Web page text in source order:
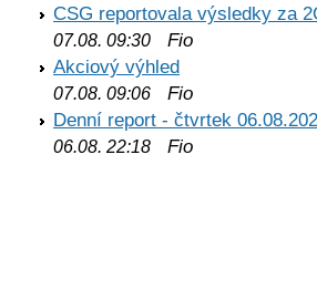
CSG reportovala výsledky za
07.08. 09:30 Fio
Akciový výhled
07.08. 09:06 Fio
Denní report - čtvrtek
06.08. 22:18 Fio